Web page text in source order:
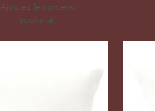
Ajoutez le contenu
souhaité.